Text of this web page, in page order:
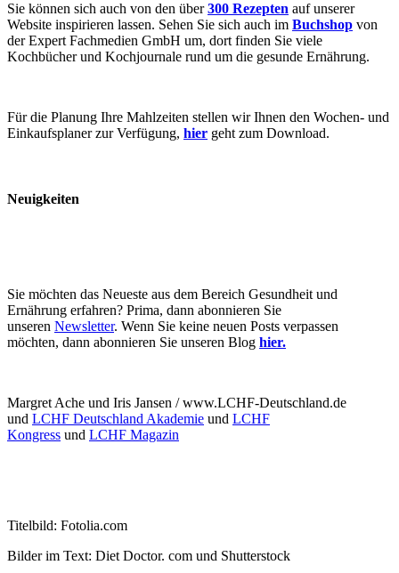
Sie können sich auch von den über300 Rezepten auf unserer
Website inspirieren lassen. Sehen Sie sich auch im Buchshop von
der Expert Fachmedien GmbH um, dort finden Sie viele
Kochbücher und Kochjournale rund um die gesunde Ernährung.
Für die Planung Ihre Mahlzeiten stellen wir Ihnen den Wochen- und
Einkaufsplaner zur Verfügung, hier geht zum Download.
Neuigkeiten
Sie möchten das Neueste aus dem Bereich Gesundheit und
Ernährung erfahren? Prima, dann abonnieren Sie
unseren Newsletter. Wenn Sie keine neuen Posts verpassen
möchten, dann abonnieren Sie unseren Blog hier.
Margret Ache und Iris Jansen / www.LCHF-Deutschland.de
und LCHF Deutschland Akademie und LCHF
Kongress und LCHF Magazin
Titelbild: Fotolia.com
Bilder im Text: Diet Doctor. com und Shutterstock